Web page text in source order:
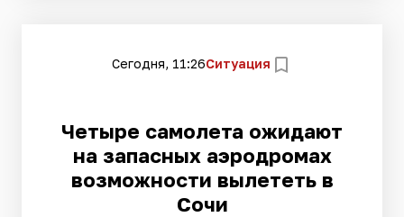
Сегодня, 11:26Ситуация
Четыре самолета ожидают
на запасных аэродромах
возможности вылететь в
Сочи